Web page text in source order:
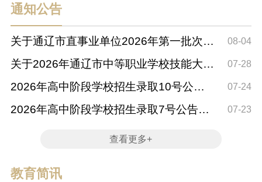
通知公告
关于通辽市直事业单位2026年第一批次人
才引进市直...
08-04
关于2026年通辽市中等职业学校技能大赛
暨2026年通...
07-28
2026年高中阶段学校招生录取10号公告
——第三批次...
07-24
2026年高中阶段学校招生录取7号公告
07-23
查看更多+
教育简讯